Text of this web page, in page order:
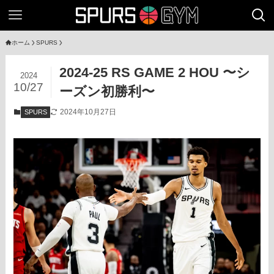
ホーム SPURS
2024-25 RS GAME 2 HOU 〜シ
ーズン初勝利〜
2024
10/27
SPURS 2024年10月27日